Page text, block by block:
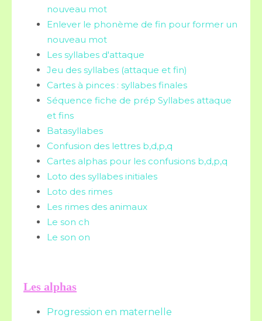
nouveau mot
Enlever le phonème de fin pour former un
nouveau mot
Les syllabes d'attaque
Jeu des syllabes (attaque et fin)
Cartes à pinces : syllabes finales
Séquence fiche de prép Syllabes attaque
et fins
Batasyllabes
Confusion des lettres b,d,p,q
Cartes alphas pour les confusions b,d,p,q
Loto des syllabes initiales
Loto des rimes
Les rimes des animaux
Le son ch
Le son on
Les alphas
Progression en maternelle